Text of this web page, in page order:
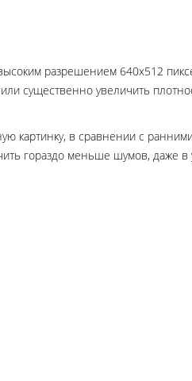
разрешением 640х512
существенно увеличить
картинку, в сравнении с
гораздо меньше шумов, даже в